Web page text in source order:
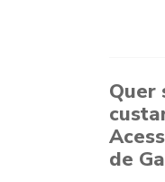
Quer
de